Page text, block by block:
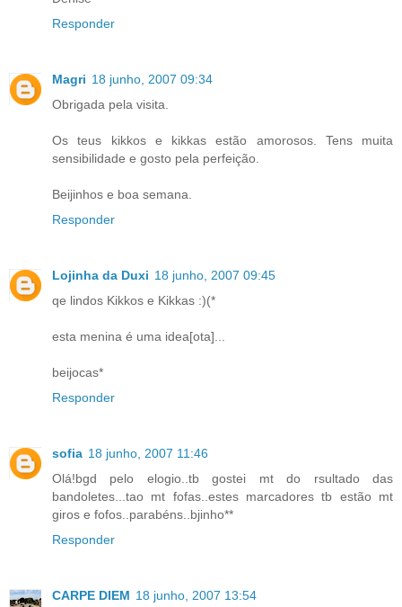
Responder
Magri 18 junho, 2007 09:34
Obrigada pela visita.
Os teus kikkos e kikkas estão amorosos. Tens muita
sensibilidade e gosto pela perfeição.
Beijinhos e boa semana.
Responder
Lojinha da Duxi 18 junho, 2007 09:45
qe lindos Kikkos e Kikkas :)(*
esta menina é uma idea[ota]...
beijocas*
Responder
sofia 18 junho, 2007 11:46
Olá!bgd pelo elogio..tb gostei mt do rsultado das
bandoletes...tao mt fofas..estes marcadores tb estão mt
giros e fofos..parabéns..bjinho**
Responder
CARPE DIEM 18 junho, 2007 13:54